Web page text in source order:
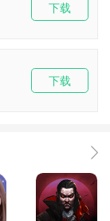
下载
下载